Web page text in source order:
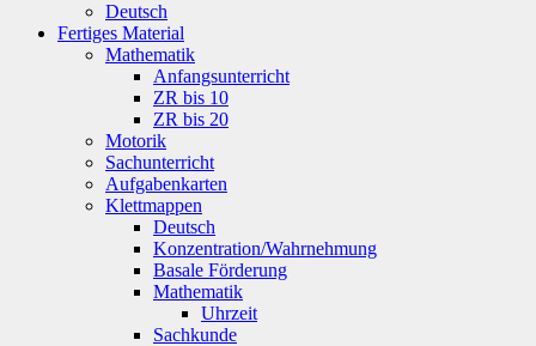
Deutsch
Fertiges Material
Mathematik
Anfangsunterricht
ZR bis 10
ZR bis 20
Motorik
Sachunterricht
Aufgabenkarten
Klettmappen
Deutsch
Konzentration/Wahrnehmung
Basale Förderung
Mathematik
Uhrzeit
Sachkunde